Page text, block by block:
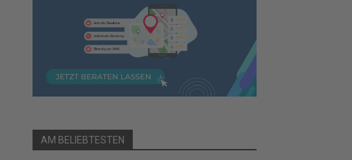
AM BELIEBTESTEN